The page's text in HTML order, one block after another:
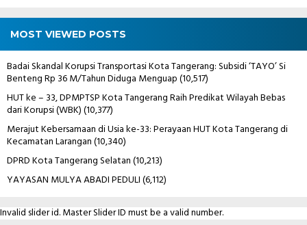
MOST VIEWED POSTS
Badai Skandal Korupsi Transportasi Kota Tangerang: Subsidi ‘TAYO’ Si
Benteng Rp 36 M/Tahun Diduga Menguap(10,517)
HUT ke – 33, DPMPTSP Kota Tangerang Raih Predikat Wilayah Bebas
dari Korupsi (WBK)(10,377)
Merajut Kebersamaan di Usia ke-33: Perayaan HUT Kota Tangerang di
Kecamatan Larangan(10,340)
DPRD Kota Tangerang Selatan(10,213)
YAYASAN MULYA ABADI PEDULI(6,112)
Invalid slider id. Master Slider ID must be a valid number.